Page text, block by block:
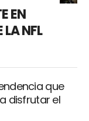
EN
NFL
que
disfrutar el